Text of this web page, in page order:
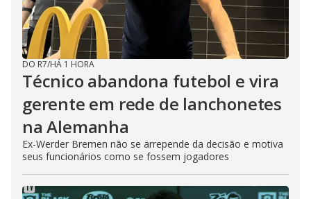
DO R7/HÁ 1 HORA
Técnico abandona futebol e vira
gerente em rede de lanchonetes
na Alemanha
Ex-Werder Bremen não se arrepende da decisão e motiva
seus funcionários como se fossem jogadores